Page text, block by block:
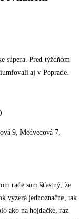
súpera. Pred týždňom
aj v Poprade.
9, Medvecová 7,
rade som šťastný, že
vyzerá jednoznačne, tak
ako na hojdačke, raz